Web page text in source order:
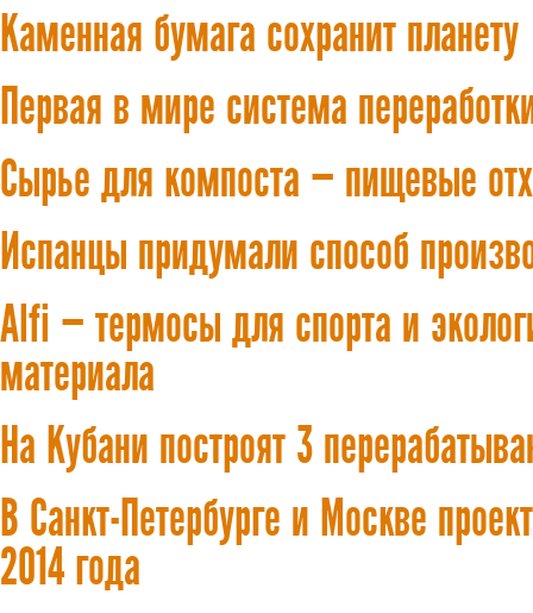
Каменная бумага сохранит планету
Первая в мире система
Сырье для компоста — пищевые
Испанцы придумали способ
Alfi — термосы для спорта и
материала
На Кубани построят 3
В Санкт-Петербурге и Москве
2014 года